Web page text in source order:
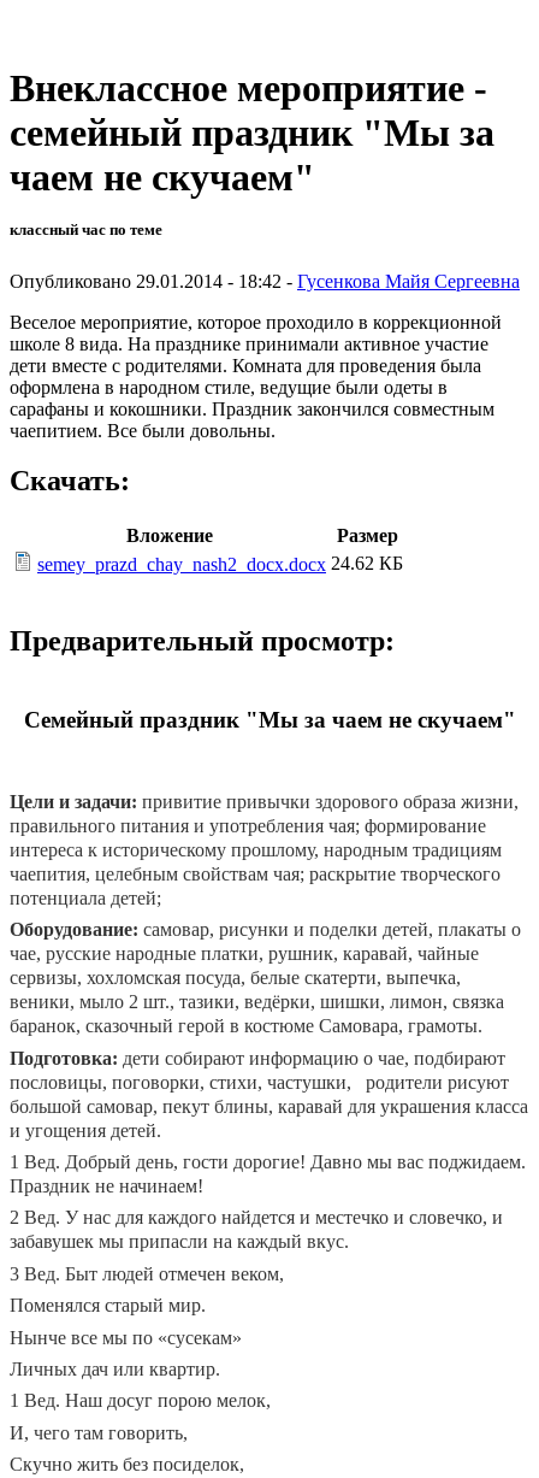
Внеклассное мероприятие -
семейный праздник "Мы за
чаем не скучаем"
классный час по теме
Опубликовано 29.01.2014 - 18:42 - Гусенкова Майя Сергеевна
Веселое мероприятие, которое проходило в коррекционной
школе 8 вида. На празднике принимали активное участие
дети вместе с родителями. Комната для проведения была
оформлена в народном стиле, ведущие были одеты в
сарафаны и кокошники. Праздник закончился совместным
чаепитием. Все были довольны.
Скачать:
Вложение
Размер
semey_prazd_chay_nash2_docx.docx 24.62 КБ
Предварительный просмотр:
Семейный праздник "Мы за чаем не скучаем"
Цели и задачи: привитие привычки здорового образа жизни,
правильного питания и употребления чая; формирование
интереса к историческому прошлому, народным традициям
чаепития, целебным свойствам чая; раскрытие творческого
потенциала детей;
Оборудование: самовар, рисунки и поделки детей, плакаты о
чае, русские народные платки, рушник, каравай, чайные
сервизы, хохломская посуда, белые скатерти, выпечка,
веники, мыло 2 шт., тазики, ведёрки, шишки, лимон, связка
баранок, сказочный герой в костюме Самовара, грамоты.
Подготовка: дети собирают информацию о чае, подбирают
пословицы, поговорки, стихи, частушки, родители рисуют
большой самовар, пекут блины, каравай для украшения класса
и угощения детей.
1 Вед. Добрый день, гости дорогие! Давно мы вас поджидаем.
Праздник не начинаем!
2 Вед. У нас для каждого найдется и местечко и словечко, и
забавушек мы припасли на каждый вкус.
3 Вед. Быт людей отмечен веком,
Поменялся старый мир.
Нынче все мы по «сусекам»
Личных дач или квартир.
1 Вед. Наш досуг порою мелок,
И, чего там говорить,
Скучно жить без посиделок,